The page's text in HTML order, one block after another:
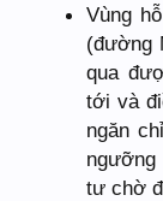
Vùng
(đường
qua
tới và
ngăn
ngưỡng
tư chờ